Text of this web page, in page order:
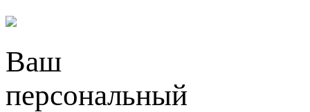
Ваш
персональный